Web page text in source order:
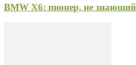
BMW X6: пионер, не